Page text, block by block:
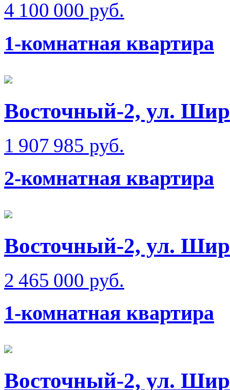
4 100 000 руб.
1-комнатная квартира
Восточный-2, ул.
1 907 985 руб.
2-комнатная квартира
Восточный-2, ул.
2 465 000 руб.
1-комнатная квартира
Восточный-2, ул.